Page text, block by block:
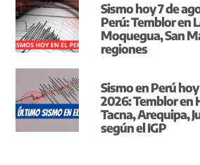
Sismo hoy 7 de
Perú: Temblor en
Moquegua, San
regiones
Sismo en Perú
2026: Temblor en
Tacna, Arequipa,
según el IGP